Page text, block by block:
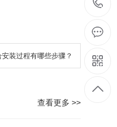
装过程有哪些步骤？
查看更多 >>